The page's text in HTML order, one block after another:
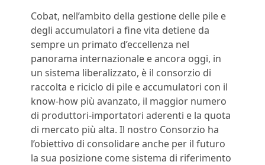
Cobat, nell’ambito della gestione delle pile e
degli accumulatori a fine vita detiene da
sempre un primato d’eccellenza nel
panorama internazionale e ancora oggi, in
un sistema liberalizzato, è il consorzio di
raccolta e riciclo di pile e accumulatori con il
know-how più avanzato, il maggior numero
di produttori-importatori aderenti e la quota
di mercato più alta. Il nostro Consorzio ha
l’obiettivo di consolidare anche per il futuro
la sua posizione come sistema di riferimento